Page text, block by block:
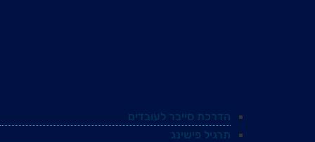
הדרכת סייבר לעובדים
תרגיל פישינג